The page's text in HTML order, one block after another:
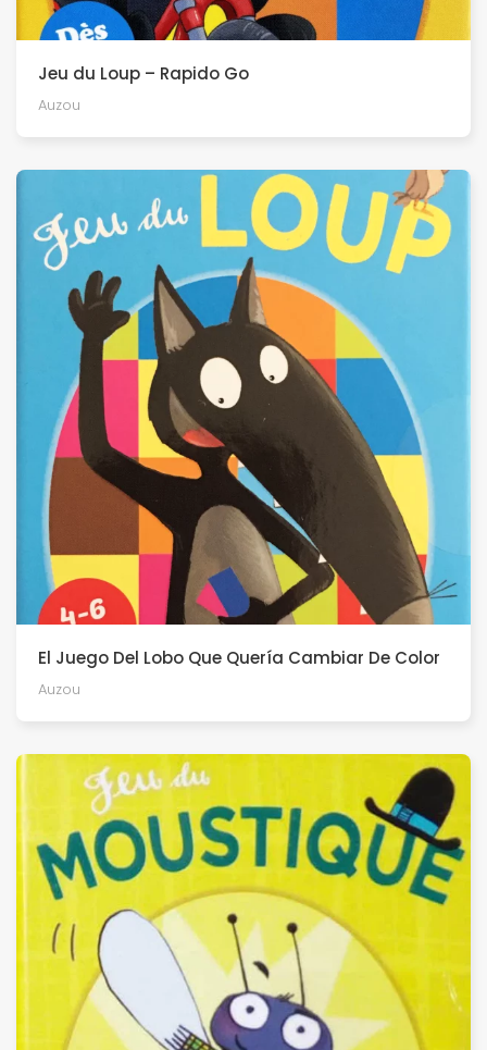
Jeu du Loup – Rapido Go
Auzou
El Juego Del Lobo Que Quería Cambiar De Color
Auzou